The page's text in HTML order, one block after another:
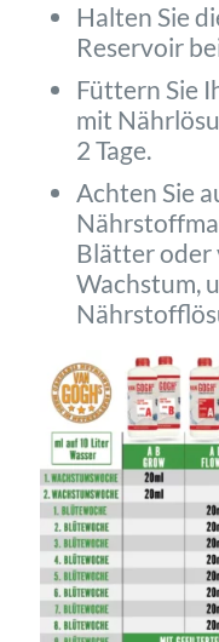
Halten Sie
Reservoir
Füttern Sie
mit
2 Tage.
Achten Sie
Blätter oder
Wachstum,